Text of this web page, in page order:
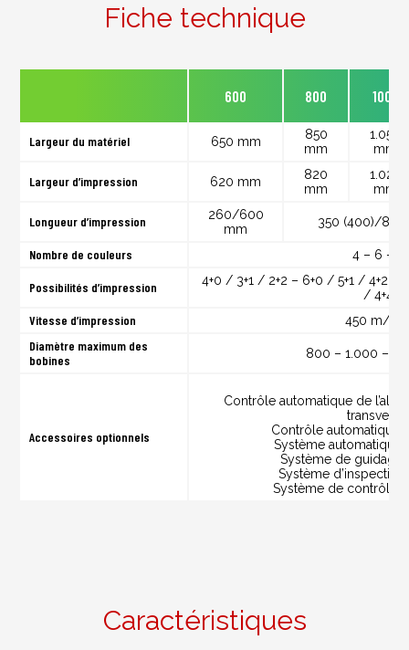
Fiche technique
600 800 1000
Largeur du matériel 650 mm
850
mm
1.050
mm
Largeur d’impression 620 mm
820
mm
1.020
mm
Longueur d’impression
260/600
mm
350 (400)/850
Nombre de couleurs 4 – 6 – 8
Possibilités d’impression
4+0 / 3+1 / 2+2 – 6+0 / 5+1 / 4+2 /
/ 4+4
Vitesse d’impression 450 m/
Diamètre maximum des
bobines
800 – 1.000 –
Accessoires optionnels
Contrôle automatique de
Contrôle automatique
Système automatique
Système de guidage
Système
Système de contrôle
Caractéristiques